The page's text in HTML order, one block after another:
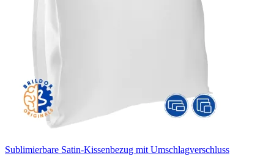
Sublimierbare Satin-Kissenbezug mit Umschlagverschluss